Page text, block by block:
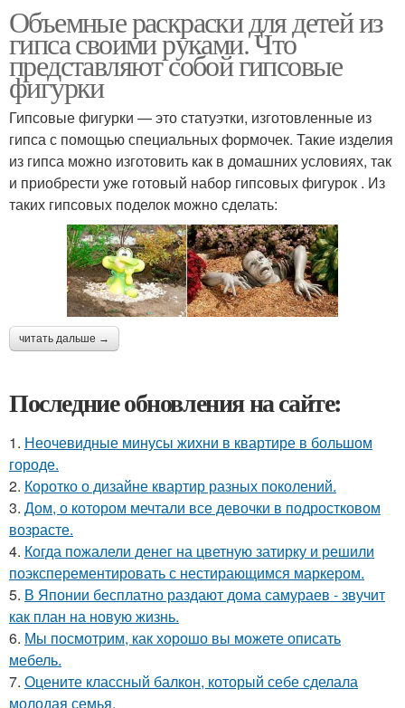
Объемные раскраски для детей из
гипса своими руками. Что
представляют собой гипсовые
фигурки
Гипсовые фигурки — это статуэтки, изготовленные из
гипса с помощью специальных формочек. Такие изделия
из гипса можно изготовить как в домашних условиях, так
и приобрести уже готовый набор гипсовых фигурок . Из
таких гипсовых поделок можно сделать:
читать дальше →
Последние обновления на сайте:
1. Неочевидные минусы жихни в квартире в большом
городе.
2. Коротко о дизайне квартир разных поколений.
3. Дом, о котором мечтали все девочки в подростковом
возрасте.
4. Когда пожалели денег на цветную затирку и решили
поэксперементировать с нестирающимся маркером.
5. В Японии бесплатно раздают дома самураев - звучит
как план на новую жизнь.
6. Мы посмотрим, как хорошо вы можете описать
мебель.
7. Оцените классный балкон, который себе сделала
молодая семья.